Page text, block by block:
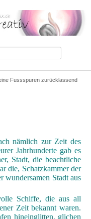
Fussspuren zurücklassend
nämlich zur Zeit des
Jahrhunderte gab es
Stadt, die beachtliche
die, Schatzkammer der
wundersamen Stadt aus
Schiffe, die aus all
Zeit bekannt waren.
hineinglitten, glichen